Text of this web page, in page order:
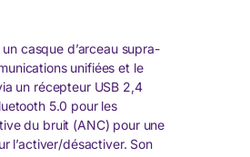
casque d’arceau supra-
unifiées et le
un récepteur USB 2,4
5.0 pour les
du bruit (ANC) pour une
l’activer/désactiver. Son